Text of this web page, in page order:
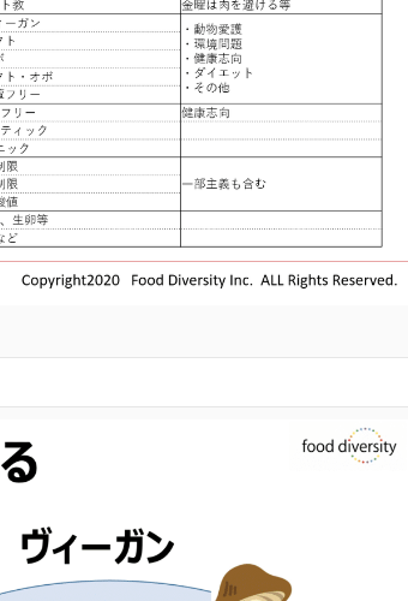
日本人が知っておきたい
7つのこととは？